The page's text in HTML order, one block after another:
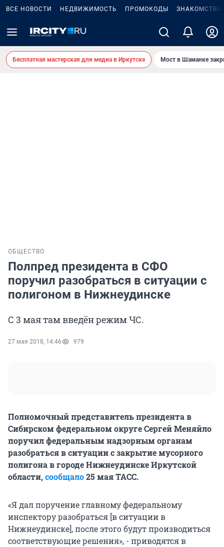
ВСЕ НОВОСТИ НЕДВИЖИМОСТЬ ПРОМОКОДЫ ЗНАКОМСТВА
Бесплатная мастерская для медиа в Иркутске Мост в Шаманке
ОБЩЕСТВО
Полпред президента в СФО
поручил разобраться в ситуации с
полигоном в Нижнеудинске
С 3 мая там введён режим ЧС.
27 мая 2018, 14:46 979
Полномочный представитель президента в
Сибирском федеральном округе Сергей Меняйло
поручил федеральным надзорным органам
разобраться в ситуации с закрытие мусорного
полигона в городе Нижнеудинске Иркутской
области,сообщало25 мая ТАСС.
«Я дал поручение главному федеральному
инспектору разобраться [в ситуации в
Нижнеудинске], после этого будут производиться
соответствующие решения», - приводятся в